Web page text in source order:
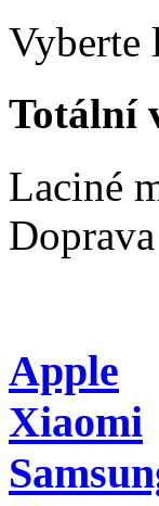
Vyberte
Totální
Laciné
Apple
Xiaomi